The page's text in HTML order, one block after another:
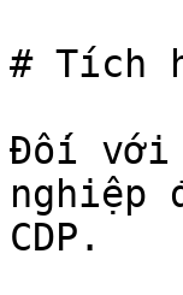
# Tích
Đối với
nghiệp
CDP.